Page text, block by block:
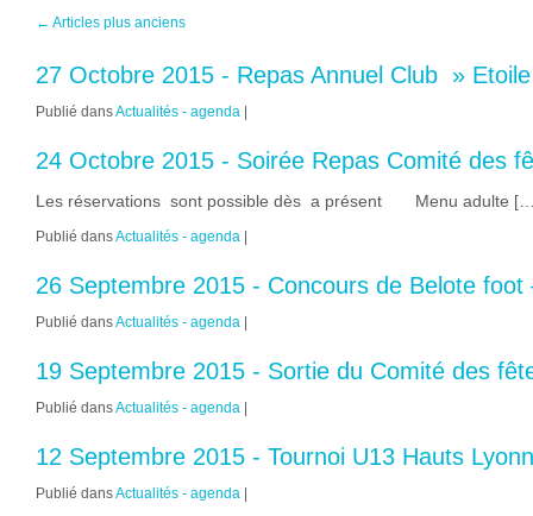
← Articles plus anciens
27 Octobre 2015 - Repas Annuel Club »
Publié dansActualités - agenda
24 Octobre 2015 - Soirée Repas Comité des
Les réservations sont possible dès a présent Menu adulte
Publié dansActualités - agenda
26 Septembre 2015 - Concours de Belote foot
Publié dansActualités - agenda
19 Septembre 2015 - Sortie du Comité des
Publié dansActualités - agenda
12 Septembre 2015 - Tournoi U13 Hauts
Publié dansActualités - agenda